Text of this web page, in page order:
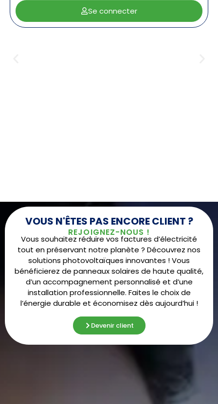
Se connecter
VOUS N'ÊTES PAS ENCORE CLIENT ?
REJOIGNEZ-NOUS !
Vous souhaitez réduire vos factures d’électricité
tout en préservant notre planète ? Découvrez nos
solutions photovoltaïques innovantes ! Vous
bénéficierez de panneaux solaires de haute qualité,
d’un accompagnement personnalisé et d’une
installation professionnelle. Faites le choix de
l’énergie durable et économisez dès aujourd’hui !
Devenir client